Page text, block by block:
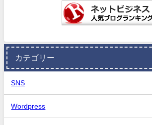
カテゴリー
SNS
Wordpress